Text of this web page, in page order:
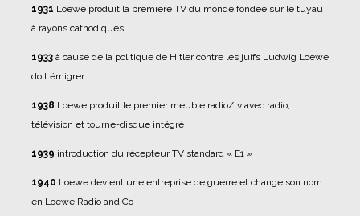
1931 Loewe produit la première TV du monde fondée sur le tuyau
à rayons cathodiques.
1933 à cause de la politique de Hitler contre les juifs Ludwig Loewe
doit émigrer
1938 Loewe produit le premier meuble radio/tv avec radio,
télévision et tourne-disque intégré
1939 introduction du récepteur TV standard « E1 »
1940 Loewe devient une entreprise de guerre et change son nom
en Loewe Radio and Co